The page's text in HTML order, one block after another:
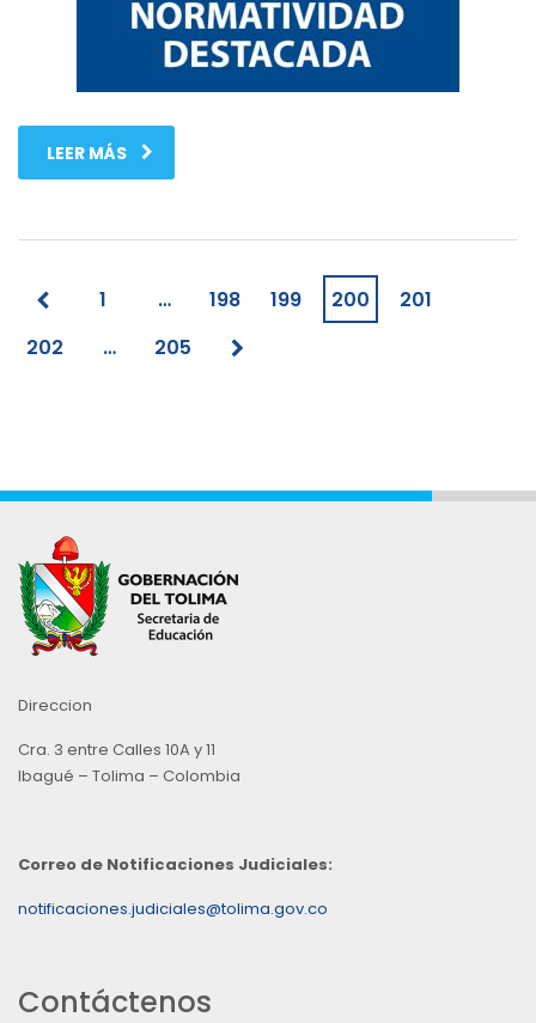
LEER MÁS
1 … 198 199 200
201
202
… 205
Direccion
Cra. 3 entre Calles 10A y 11
Ibagué – Tolima – Colombia
Correo de Notificaciones Judiciales:
notificaciones.judiciales@tolima.gov.co
Contáctenos